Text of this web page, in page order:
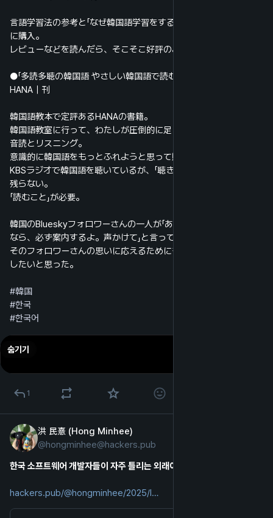
言語学習法の参考と「なぜ韓国語学習をするのか」の初心に帰るため
に購入。
レビューなどを読んだら、そこそこ好評のようだ。
●「多読多聴の韓国語 やさしい韓国語で読む 韓国の昔ばなし」
HANA｜刊
韓国語教本で定評あるHANAの書籍。
韓国語教室に行って、わたしが圧倒的に足りないと思ったのは、
音読とリスニング。
意識的に韓国語をもっとふれようと思って購入した。
KBSラジオで韓国語を聴いているが、「聴き流し」なので、記憶には
残らない。
「読むこと」が必要。
韓国のBlueskyフォロワーさんの一人が「あなたが光州へ旅行する
なら、必ず案内するよ。声かけて」と言ってくれた。
そのフォロワーさんの思いに応えるためにも、韓国語学習を再開
したいと思った。
#韓国
#한국
#한국어
숨기기
1
洪 民憙 (Hong Minhee)
@hongminhee@hackers.pub
한국 소프트웨어 개발자들이 자주 틀리는 외래어 표기법
hackers.pub/@hongminhee/2025/l